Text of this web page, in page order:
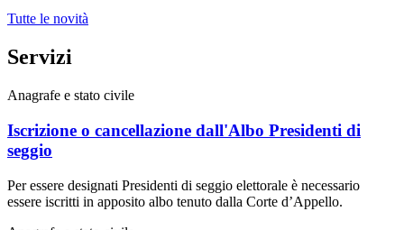
Tutte le novità
Servizi
Anagrafe e stato civile
Iscrizione o cancellazione dall'Albo Presidenti di
seggio
Per essere designati Presidenti di seggio elettorale è necessario
essere iscritti in apposito albo tenuto dalla Corte d’Appello.